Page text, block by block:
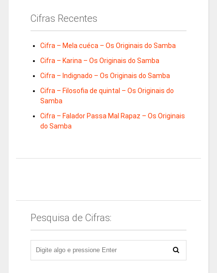
Cifras Recentes
Cifra – Mela cuéca – Os Originais do Samba
Cifra – Karina – Os Originais do Samba
Cifra – Indignado – Os Originais do Samba
Cifra – Filosofia de quintal – Os Originais do
Samba
Cifra – Falador Passa Mal Rapaz – Os Originais
do Samba
Pesquisa de Cifras: